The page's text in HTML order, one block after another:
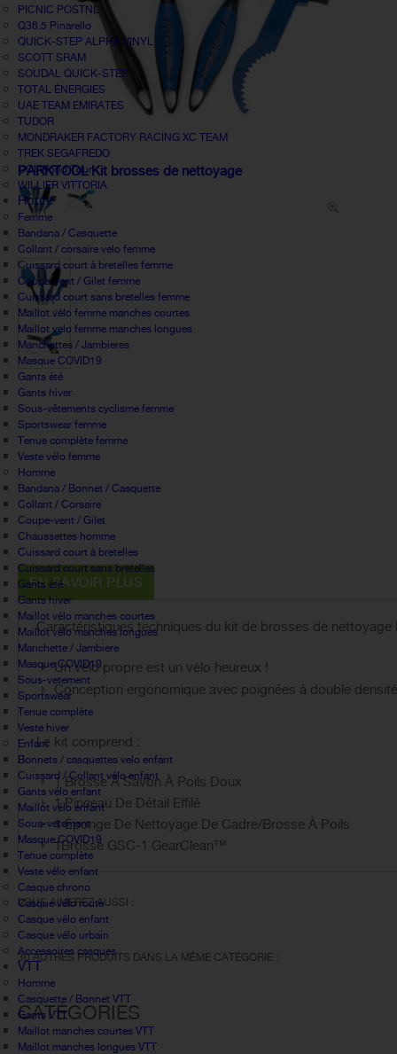
PICNIC POSTNL
Q36.5 Pinarello
QUICK-STEP ALPHA VINYL
SCOTT SRAM
SOUDAL QUICK-STEP
TOTAL ÉNERGIES
UAE TEAM EMIRATES
TUDOR
MONDRAKER FACTORY RACING XC TEAM
TREK SEGAFREDO
UCI World Tour
WILLIER VITTORIA
Route
Femme
Bandana / Casquette
Collant / corsaire velo femme
Cuissard court à bretelles femme
Coupe-vent / Gilet femme
Cuissard court sans bretelles femme
Maillot vélo femme manches courtes
Maillot velo femme manches longues
Manchettes / Jambieres
Masque COVID19
Gants été
Gants hiver
Sous-vêtements cyclisme femme
Sportswear femme
Tenue complète femme
Veste vélo femme
Homme
Bandana / Bonnet / Casquette
Collant / Corsaire
Coupe-vent / Gilet
Chaussettes homme
Cuissard court à bretelles
Cuissard court sans bretelles
Gants été
Gants hiver
Maillot vélo manches courtes
Maillot vélo manches longues
Manchette / Jambiere
Masque COVID19
Sous-vetement
Sportswear
Tenue complète
Veste hiver
Enfant
Bonnets / casquettes velo enfant
Cuissard / Collant vélo enfant
Gants vélo enfant
Maillot vélo enfant
Sous-vetement
Masque COVID19
Tenue complète
Veste vélo enfant
Casque chrono
Casque vélo route
Casque vélo enfant
Casque vélo urbain
Accessoires casques
VTT
Homme
Casquette / Bonnet VTT
Gants VTT
Maillot manches courtes VTT
Maillot manches longues VTT
PARKTOOL Kit brosses de nettoyage
EN SAVOIR PLUS
Caractéristiques techniques du kit de brosses de nettoyage
Un vélo propre est un vélo heureux !
Conception ergonomique avec poignées à double
Le kit comprend :
1 Brosse À Savon À Poils Doux
1 Pinceau De Détail Effilé
1 Éponge De Nettoyage De Cadre/Brosse À Poils
1Brosse GSC-1 GearClean™
VOUS AIMEREZ AUSSI :
30 AUTRES PRODUITS DANS LA MÊME CATÉGORIE :
CATÉGORIES